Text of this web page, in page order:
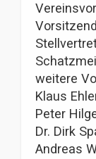
weitere
Klaus
Peter
Dr. Dirk
Andreas